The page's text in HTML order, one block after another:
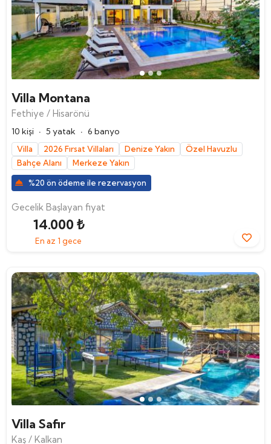
Villa Montana
Fethiye / Hisarönü
10 kişi · 5 yatak · 6 banyo
Villa 2026 Fırsat Villaları Denize Yakın
Özel Havuzlu
Bahçe Alanı
Merkeze Yakın
%20 ön ödeme ile rezervasyon
Gecelik Başlayan fiyat
14.000 ₺
En az 1 gece
Villa Safir
Kaş / Kalkan